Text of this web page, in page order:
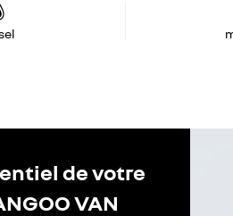
de votre
VAN